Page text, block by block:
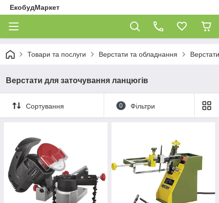
ЕкобудМаркет
Товари та послуги Верстати та обладнання
Верстати для заточування ланцюгів
Сортування 0 Фільтри